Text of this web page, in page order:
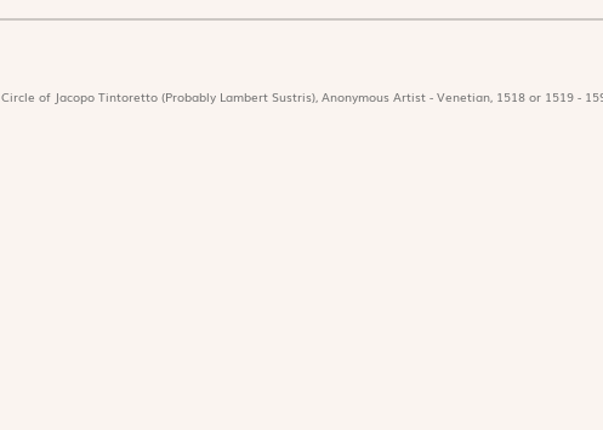
Circle of Jacopo Tintoretto (Probably Lambert Sustris), Anonymous Artist - Venetian, 1518 or 1519 -